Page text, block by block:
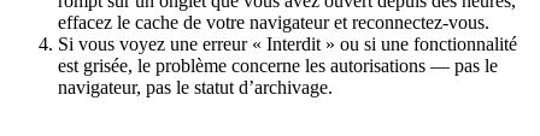
effacez le cache de votre navigateur et reconnectez-vous.
Si vous voyez une erreur « Interdit » ou si une fonctionnalité
est grisée, le problème concerne les autorisations — pas le
navigateur, pas le statut d’archivage.